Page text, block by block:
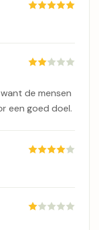
de mensen
een goed doel.